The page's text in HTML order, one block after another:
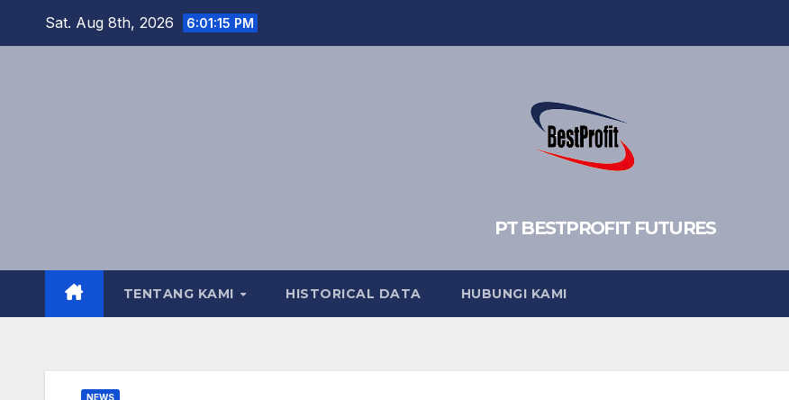
Sat. Aug 8th, 2026 6:01:16 PM
PT BESTPROFIT FUTURES
TENTANG KAMI HISTORICAL DATA HUBUNGI KAMI
NEWS